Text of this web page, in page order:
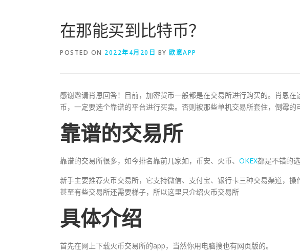
在那能买到比特币？
POSTED ON 2022年4月20日 BY 欧意APP
感谢邀请肖恩回答！目前，加密货币一般都是在交易所进行购买的。肖恩
币，一定要选个靠谱的平台进行买卖。否则被那些单机交易所套住，倒霉的
靠谱的交易所
靠谱的交易所很多，如今排名靠前几家如，币安、火币、 OKEX都是不错的选
新手主要推荐火币交易所，它支持微信、支付宝、银行卡三种交易渠道，操
甚至有些交易所还需要梯子，所以这里只介绍火币交易所
具体介绍
首先在网上下载火币交易所的app，当然你用电脑搜也有网页版的。